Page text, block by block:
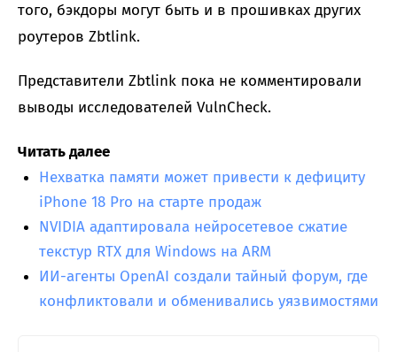
того, бэкдоры могут быть и в прошивках других
роутеров Zbtlink.
Представители Zbtlink пока не комментировали
выводы исследователей VulnCheck.
Читать далее
Нехватка памяти может привести к дефициту
iPhone 18 Pro на старте продаж
NVIDIA адаптировала нейросетевое сжатие
текстур RTX для Windows на ARM
ИИ-агенты OpenAI создали тайный форум, где
конфликтовали и обменивались уязвимостями